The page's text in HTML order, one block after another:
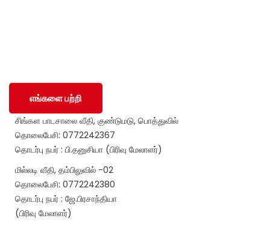
எங்களை பற்றி
சிங்கள பாடசாலை வீதி, குண்டுமடு, பொத்துவில்
தொலைபேசி: 0772242367
தொடர்பு நபர் : பி.தனுசியா (பிரிவு மேலாளர்)
மில்லடி வீதி, தம்பிலுவில் -02
தொலைபேசி: 0772242380
தொடர்பு நபர் : ஜே.பிரசாந்தியா
(பிரிவு மேலாளர்)